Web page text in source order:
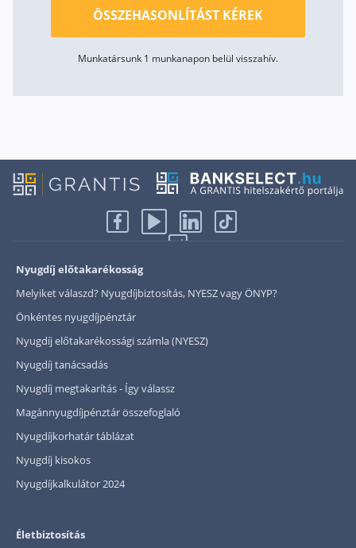
ÖSSZEHASONLÍTÁST KÉREK
Munkatársunk 1 munkanapon belül visszahív.
Nyugdíj előtakarékosság
Melyiket válaszd? Nyugdíjbiztosítás, NYESZ vagy ÖNYP?
Önkéntes nyugdíjpénztár
Nyugdíj előtakarékossági számla (NYESZ)
Nyugdíj tanácsadás
Nyugdíj megtakarítás - Így válassz
Magánnyugdíjpénztár összefoglaló
Nyugdíjkorhatár táblázat
Nyugdíj kisokos
Nyugdíjkalkulátor 2024
Életbiztosítás